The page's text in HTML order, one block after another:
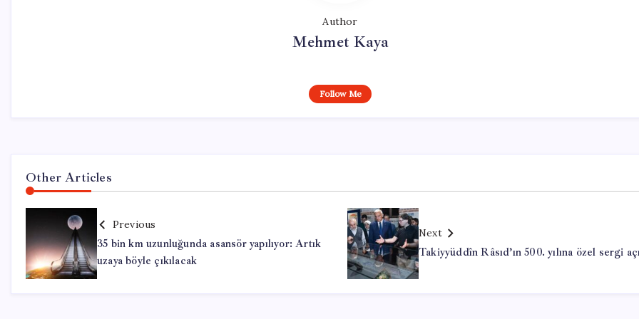
Author
Mehmet Kaya
Follow Me
Other Articles
Previous
35 bin km uzunluğunda asansör yapılıyor: Artık
uzaya böyle çıkılacak
Next
Takiyyüddîn Râsıd’ın 500. yılına özel sergi